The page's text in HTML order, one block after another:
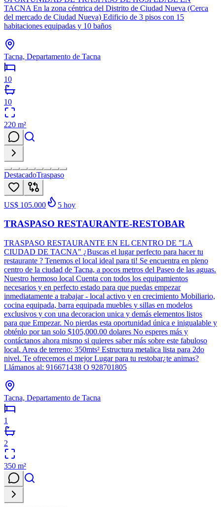
TACNA En la zona céntrica del Distrito de Ciudad Nueva (Cerca
del mercado de Ciudad Nueva) Edificio de 3 pisos con 15
habitaciones equipadas y 10 baños
Tacna, Departamento de Tacna
10
10
220 m²
DestacadoTraspaso
US$ 105.000 5 hoy
TRASPASO RESTAURANTE-RESTOBAR
TRASPASO RESTAURANTE EN EL CENTRO DE "LA
CIUDAD DE TACNA" ¿Buscas el lugar perfecto para hacer tu
restaurante ? Tenemos el local ideal para ti! Se encuentra en pleno
centro de la ciudad de Tacna, a pocos metros del Paseo de las aguas.
Nuestro hermoso local Cuenta con todos los equipamientos
necesarios y en perfecto estado para que puedas empezar
inmediatamente a trabajar - local activo y en crecimiento Mobiliario,
cocina equipada, barra equipada muebles y sillas en modelos
exclusivos y con una decoracion unica y demás elementos listos
para que Empezar. No pierdas esta oportunidad única e inigualable y
obténlo por tan solo $105,000.00 dolares No esperes más y
contáctanos ahora mismo si quieres saber más sobre este fabuloso
local. Area de terreno: 350mts² Estructura metalica lista para 2do
nivel. Te ofrecemos el mejor Lugar para tu restobar¿te animas?
Llámanos al: 916671438 O 928701805
Tacna, Departamento de Tacna
1
2
350 m²